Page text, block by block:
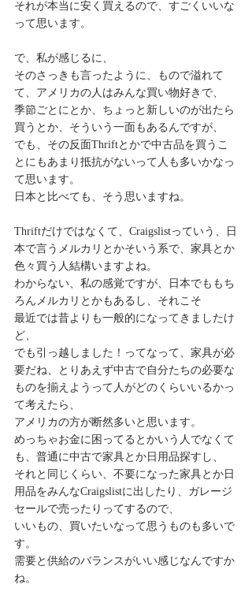
それが本当に安く買えるので、すごくいいな
って思います。
で、私が感じるに、
そのさっきも言ったように、もので溢れて
て、アメリカの人はみんな買い物好きで、
季節ごとにとか、ちょっと新しいのが出たら
買うとか、そういう一面もあるんですが、
でも、その反面Thriftとかで中古品を買うこ
とにもあまり抵抗がないって人も多いかなっ
て思います。
日本と比べても、そう思いますね。
Thriftだけではなくて、Craigslistっていう、日
本で言うメルカリとかそいう系で、家具とか
色々買う人結構いますよね。
わからない、私の感覚ですが、日本でももち
ろんメルカリとかもあるし、それこそ
最近では昔よりも一般的になってきましたけ
ど、
でも引っ越しました！ってなって、家具が必
要だね、とりあえず中古で自分たちの必要な
ものを揃えようって人がどのくらいいるかっ
て考えたら、
アメリカの方が断然多いと思います。
めっちゃお金に困ってるとかいう人でなくて
も、普通に中古で家具とか日用品探すし、
それと同じくらい、不要になった家具とか日
用品をみんなCraigslistに出したり、ガレージ
セールで売ったりってするので、
いいもの、買いたいなって思うものも多いで
す。
需要と供給のバランスがいい感じなんですか
ね。